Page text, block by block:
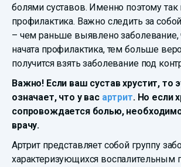
болями суставов. Именно поэтому
профилактика. Важно следить за
– чем раньше выявлено
начата профилактика, тем больше
получится взять заболевание под
Важно! Если ваш сустав хрустит, то
означает, что у вас артрит. Но если
сопровождается болью,
врачу.
Артрит представляет собой группу
характеризующихся воспалительным